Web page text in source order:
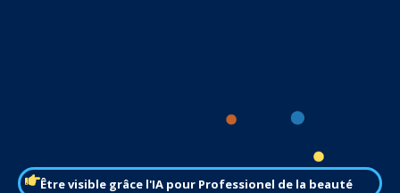
Être visible grâce l'IA pour Professionel de la beauté